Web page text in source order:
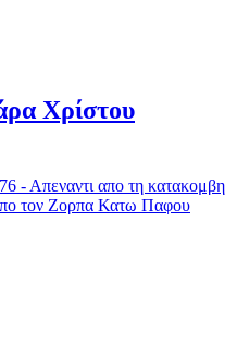
Χρίστου
- Απεναντι απο τη κατακομβη
τον Ζορπα Κατω Παφου